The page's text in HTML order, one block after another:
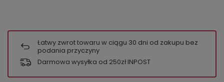
Łatwy zwrot towaru w ciągu 30 dni od zakupu bez
podania przyczyny
Darmowa wysyłka od 250zł INPOST